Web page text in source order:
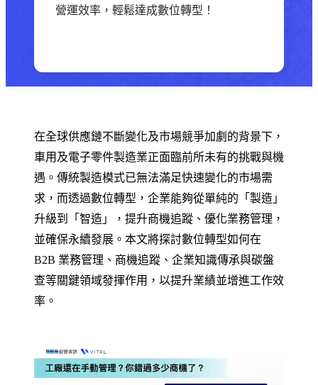
營運效率，輕鬆達成數位轉型！
在全球供應鏈不斷變化及市場競爭加劇的背景下，
車用及電子零件製造業正面臨前所未有的挑戰與機
遇。傳統製造模式已無法滿足快速變化的市場需
求，而透過數位轉型，企業能夠從單純的「製造」
升級到「智造」，提升商機追蹤、優化業務管理，
並確保永續發展。本文將探討數位轉型如何在
B2B 業務管理、商機追蹤、企業知識傳承與碳盤
查等關鍵領域發揮作用，以提升業績並增進工作效
率。